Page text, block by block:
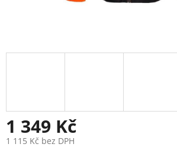
1 349 Kč
1 115 Kč bez DPH